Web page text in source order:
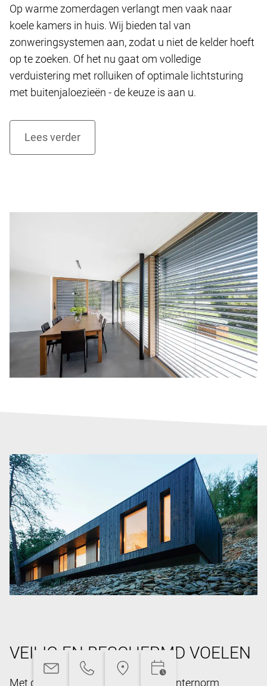
Op warme zomerdagen verlangt men vaak naar
koele kamers in huis. Wij bieden tal van
zonweringsystemen aan, zodat u niet de kelder hoeft
op te zoeken. Of het nu gaat om volledige
verduistering met rolluiken of optimale lichtsturing
met buitenjaloezieën - de keuze is aan u.
VEILIG EN BESCHERMD VOELEN
Met de uitgekiende technieken van Internorm